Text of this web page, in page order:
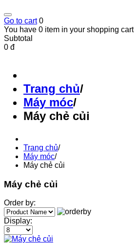
Go to cart 0
You have 0 item in your shopping cart
Subtotal
0 đ
Trang chủ/
Máy móc/
Máy chẻ củi
Trang chủ/
Máy móc/
Máy chẻ củi
Máy chẻ củi
Order by:
Display: